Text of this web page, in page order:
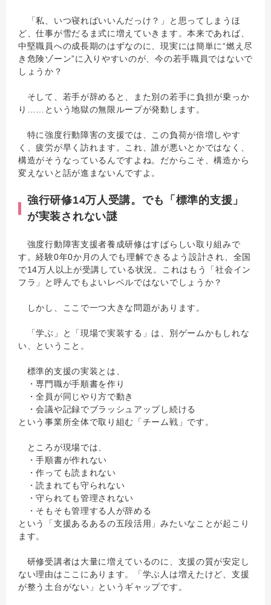
「私、いつ寝ればいいんだっけ？」と思ってしまうほ
ど、仕事が雪だるま式に増えていきます。本来であれば、
中堅職員への成長期のはずなのに、現実には簡単に“燃え尽
き危険ゾーン”に入りやすいのが、今の若手職員ではないで
しょうか？
そして、若手が辞めると、また別の若手に負担が乗っか
り……という地獄の無限ループが発動します。
特に強度行動障害の支援では、この負荷が倍増しやす
く、疲労が早く訪れます。これ、誰が悪いとかではなく、
構造がそうなっているんですよね。だからこそ、構造から
変えないと話が進まないんですよ。
強行研修14万人受講。でも「標準的支援」
が実装されない謎
強度行動障害支援者養成研修はすばらしい取り組みで
す。経験0年0か月の人でも理解できるよう設計され、全国
で14万人以上が受講している状況。これはもう「社会イン
フラ」と呼んでもよいレベルではないでしょうか？
しかし、ここで一つ大きな問題があります。
「学ぶ」と「現場で実装する」は、別ゲームかもしれな
い、ということ。
標準的支援の実装とは、
・専門職が手順書を作り
・全員が同じやり方で動き
・会議や記録でブラッシュアップし続ける
という事業所全体で取り組む「チーム戦」です。
ところが現場では、
・手順書が作れない
・作っても読まれない
・読まれても守られない
・守られても管理されない
・そもそも管理する人が辞める
という「支援あるあるの五段活用」みたいなことが起こり
ます。
研修受講者は大量に増えているのに、支援の質が安定し
ない理由はここにあります。「学ぶ人は増えたけど、支援
が整う土台がない」というギャップです。